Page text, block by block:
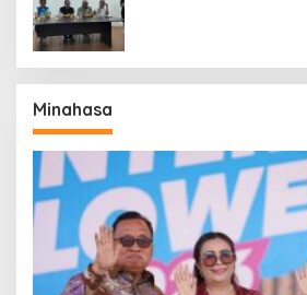
Minahasa